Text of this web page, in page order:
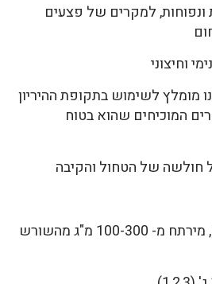
ונפוחות, למקרים של פצעים
וחיצוני
מומלץ לשימוש בתקופת ההיריון
המוכיחים שהוא בטוח
חולשה של הטחול והקיבה
לעצירת שלשול , מירתח מ- 100-300 מ"ג מהשורש